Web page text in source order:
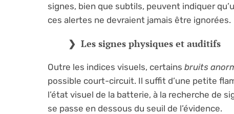
signes, bien que subtils, peuvent indiquer
ces alertes ne devraient jamais être ignorées.
Les signes physiques et auditifs
Outre les indices visuels, certains bruits
possible court-circuit. Il suffit d’une petite
l’état visuel de la batterie, à la recherche de
se passe en dessous du seuil de l’évidence.